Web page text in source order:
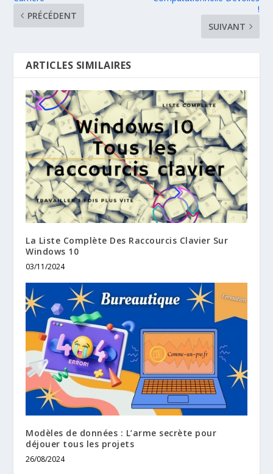
PRÉCÉDENT
!
SUIVANT
ARTICLES SIMILAIRES
La Liste Complète Des Raccourcis Clavier Sur
Windows 10
03/11/2024
Modèles de données : L’arme secrète pour
déjouer tous les projets
26/08/2024